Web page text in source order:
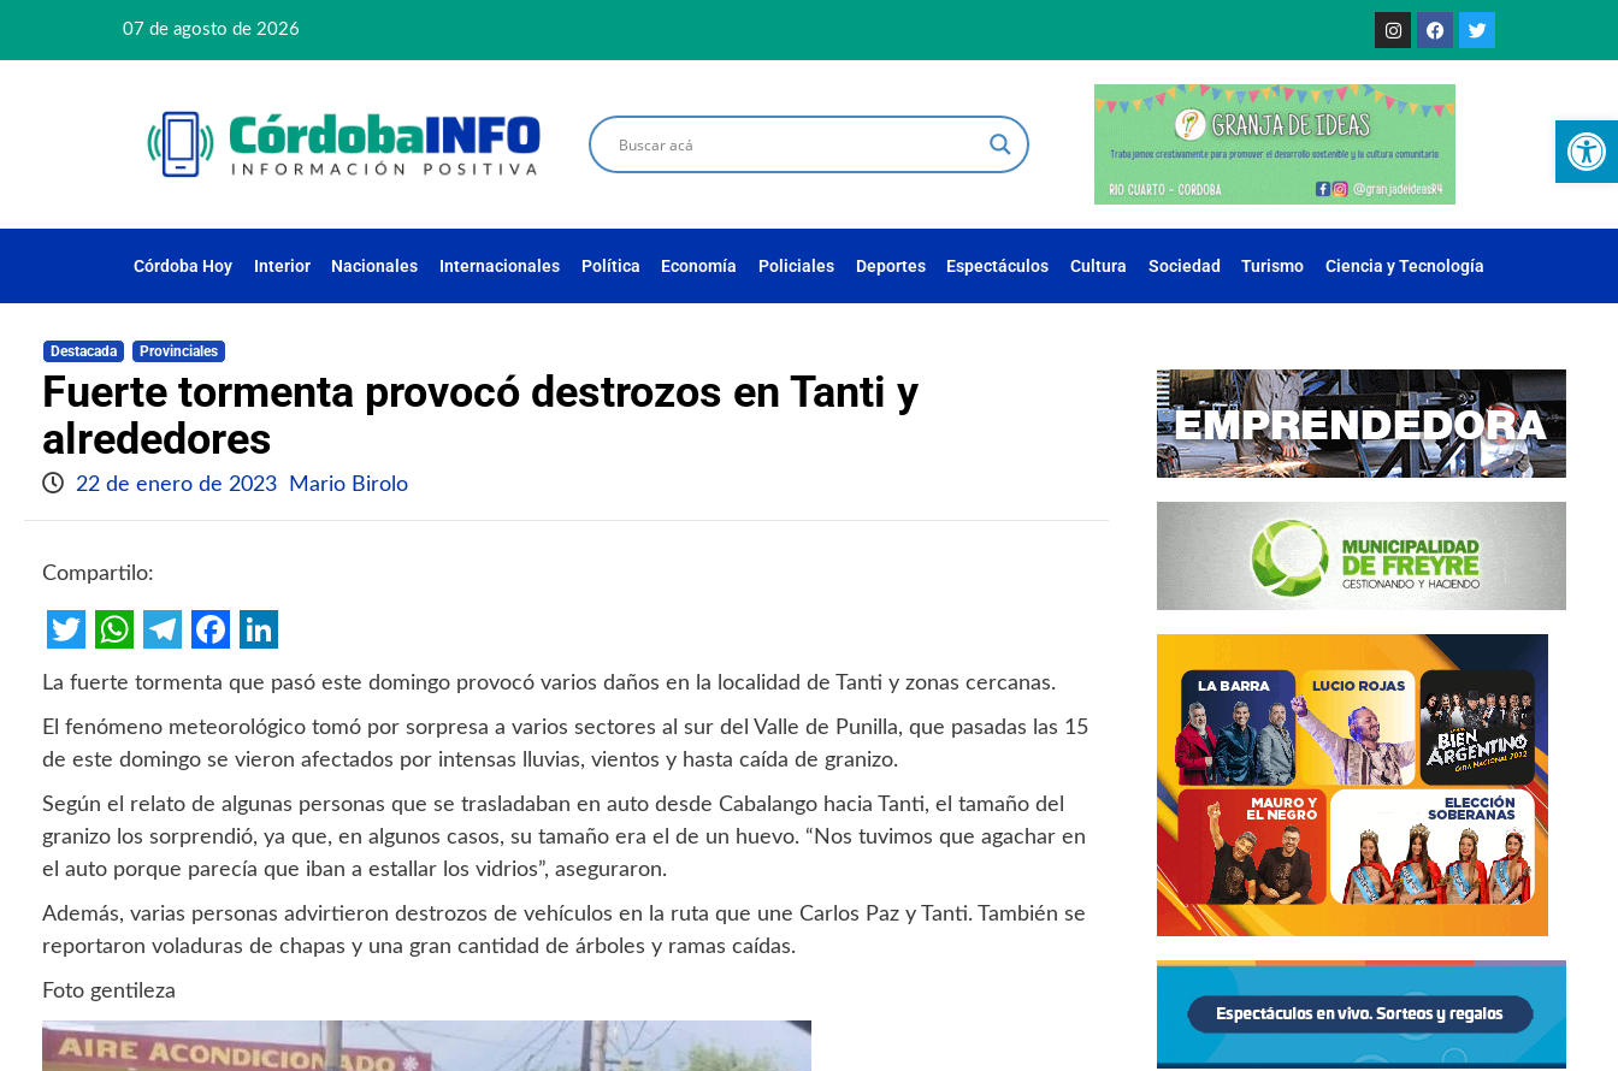
07 de agosto de 2026
Córdoba Hoy Interior Nacionales Internacionales Política Economía Policiales Deportes Espectáculos Cultura Sociedad Turismo Ciencia y Tecnología
Destacada Provinciales
Fuerte tormenta provocó destrozos en Tanti y
alrededores
22 de enero de 2023 Mario Birolo
Compartilo:
Twitter
WhatsApp
Telegram
Facebook
LinkedIn
La fuerte tormenta que pasó este domingo provocó varios daños en la localidad de Tanti y zonas cercanas.
El fenómeno meteorológico tomó por sorpresa a varios sectores al sur del Valle de Punilla, que pasadas las 15
de este domingo se vieron afectados por intensas lluvias, vientos y hasta caída de granizo.
Según el relato de algunas personas que se trasladaban en auto desde Cabalango hacia Tanti, el tamaño del
granizo los sorprendió, ya que, en algunos casos, su tamaño era el de un huevo. “Nos tuvimos que agachar en
el auto porque parecía que iban a estallar los vidrios”, aseguraron.
Además, varias personas advirtieron destrozos de vehículos en la ruta que une Carlos Paz y Tanti. También se
reportaron voladuras de chapas y una gran cantidad de árboles y ramas caídas.
Foto gentileza